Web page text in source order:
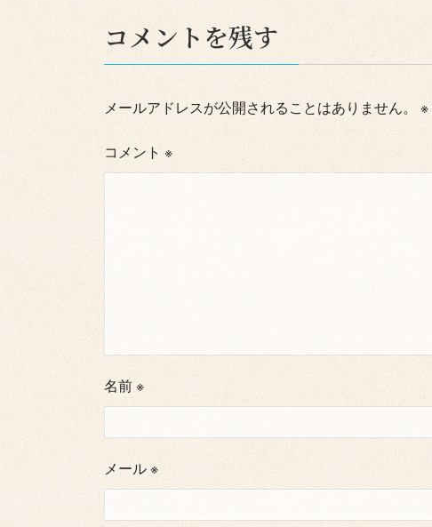
コメントを残す
メールアドレスが公開されることはありません。 ※
コメント ※
名前※
メール※